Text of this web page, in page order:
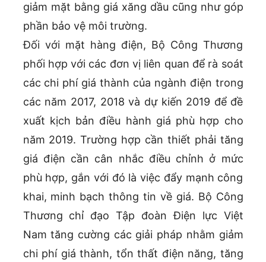
giảm mặt bằng giá xăng dầu cũng như góp
phần bảo vệ môi trường.
Đối với mặt hàng điện, Bộ Công Thương
phối hợp với các đơn vị liên quan để rà soát
các chi phí giá thành của ngành điện trong
các năm 2017, 2018 và dự kiến 2019 để đề
xuất kịch bản điều hành giá phù hợp cho
năm 2019. Trường hợp cần thiết phải tăng
giá điện cần cân nhắc điều chỉnh ở mức
phù hợp, gắn với đó là việc đẩy mạnh công
khai, minh bạch thông tin về giá. Bộ Công
Thương chỉ đạo Tập đoàn Điện lực Việt
Nam tăng cường các giải pháp nhằm giảm
chi phí giá thành, tổn thất điện năng, tăng